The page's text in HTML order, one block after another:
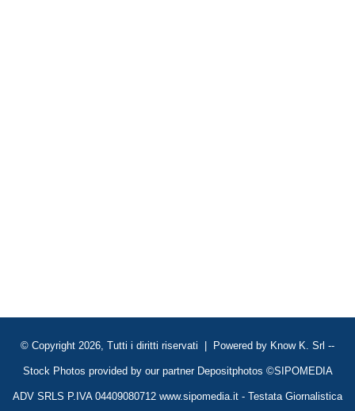
© Copyright 2026, Tutti i diritti riservati | Powered by Know K. Srl --
Stock Photos provided by our partner Depositphotos ©SIPOMEDIA
ADV SRLS P.IVA 04409080712 www.sipomedia.it - Testata Giornalistica